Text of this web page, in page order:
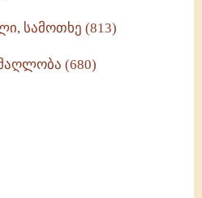
სამოთხე (813)
(680)